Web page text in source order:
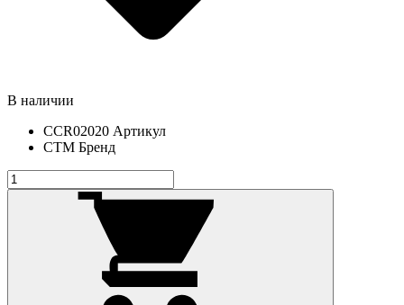
В наличии
CCR02020 Артикул
СТМ Бренд